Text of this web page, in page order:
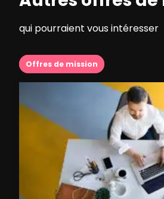
qui pourraient vous intéresser
Offres de mission